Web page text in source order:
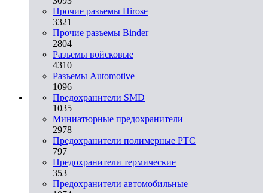
Прочие разъемы Hirose
3321
Прочие разъемы Binder
2804
Разъемы войсковые
4310
Разъeмы Automotive
1096
Предохранители SMD
1035
Миниатюрные предохранители
2978
Предохранители полимерные PTC
797
Предохранители термические
353
Предохранители автомобильные